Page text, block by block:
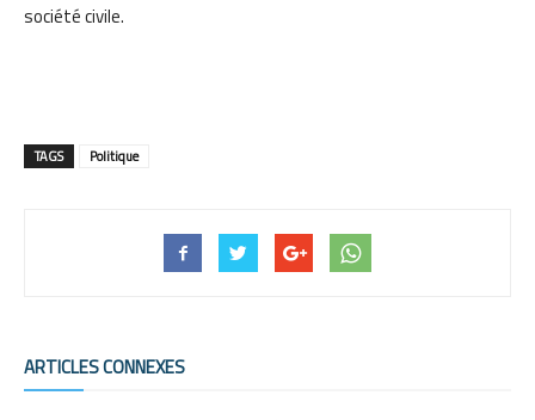
société civile.
TAGS Politique
ARTICLES CONNEXES